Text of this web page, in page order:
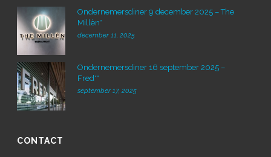
Ondernemersdiner 9 december 2025 – The
Millèn*
december 11, 2025
Ondernemersdiner 16 september 2025 –
Fred**
september 17, 2025
CONTACT